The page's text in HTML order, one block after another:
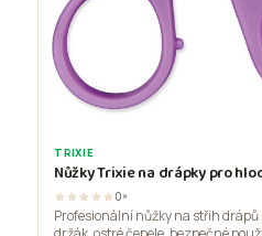
TRIXIE
Nůžky Trixie na drápky pro
0×
Profesionální nůžky na střih